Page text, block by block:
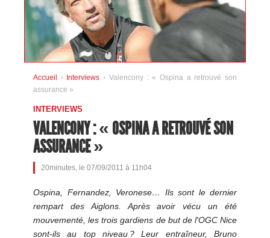
Accueil › Interviews › Valencony : « Ospina a retrouvé son
assurance »
INTERVIEWS
VALENCONY : « OSPINA A RETROUVÉ SON
ASSURANCE »
20minutes, le 07/09/2011 à 11h04
Ospina, Fernandez, Veronese… Ils sont le dernier
rempart des Aiglons. Après avoir vécu un été
mouvementé, les trois gardiens de but de l'OGC Nice
sont-ils au top niveau ? Leur entraîneur, Bruno